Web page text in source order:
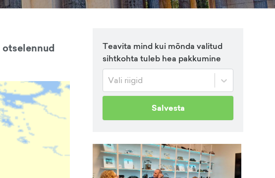
otselennud
Teavita mind kui mõnda valitud
sihtkohta tuleb hea pakkumine
Vali riigid
Salvesta